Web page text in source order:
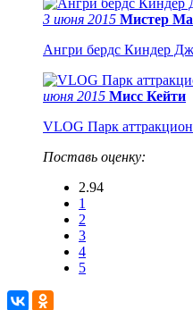
3 июня 2015 Мистер
Ангри бердс Киндер
июня 2015 Мисс Кейти
VLOG Парк
Поставь оценку:
2.94
1
2
3
4
5